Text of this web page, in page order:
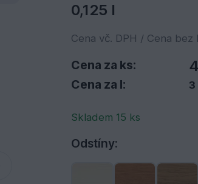
0,125 l
Cena vč. DPH / Cena bez
Cena za ks:
Cena za l:
3
Skladem 15 ks
Odstíny: